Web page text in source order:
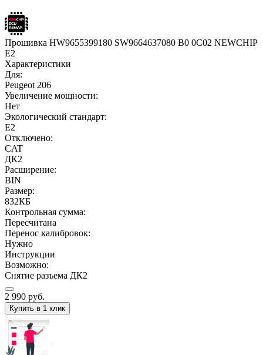
Прошивка HW9655399180 SW9664637080 B0 0C02 NEWCHIP
E2
Характеристики
Для:
Peugeot 206
Увеличение мощности:
Нет
Экологический стандарт:
E2
Отключено:
CAT
ДК2
Расширение:
BIN
Размер:
832КБ
Контрольная сумма:
Пересчитана
Перенос калибровок:
Нужно
Инструкции
Возможно:
Снятие разъема ДК2
2 990 руб.
Купить в 1 клик